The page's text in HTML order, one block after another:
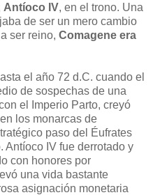
Antíoco IV, en el trono. Una
de ser un mero cambio
ser reino, Comagene era
el año 72 d.C. cuando el
de sospechas de una
el Imperio Parto, creyó
los monarcas de
paso del Éufrates
Antíoco IV fue derrotado y
con honores por
una vida bastante
asignación monetaria